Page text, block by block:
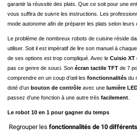
garantir la réussite des plats. Que ce soit pour une
vous suffira de suivre les instructions. Les
mode autonome afin de préparer les plats selon leurs
Le problème de nombreux robots de cuisine réside
utiliser. Soit il est impératif de lire son manuel à
de ses options est trop compliqué. Avec le Cuisio XT
pas ce genre de souci. Son écran tactile TFT de 7
comprendre en un coup d’œil les fonctionnalités du
doté d’un bouton de contrôle avec une lumière
passez d’une fonction à une autre très facilement
Le robot 10 en 1 pour gagner du temps
Regrouper les fonctionnalités de 10